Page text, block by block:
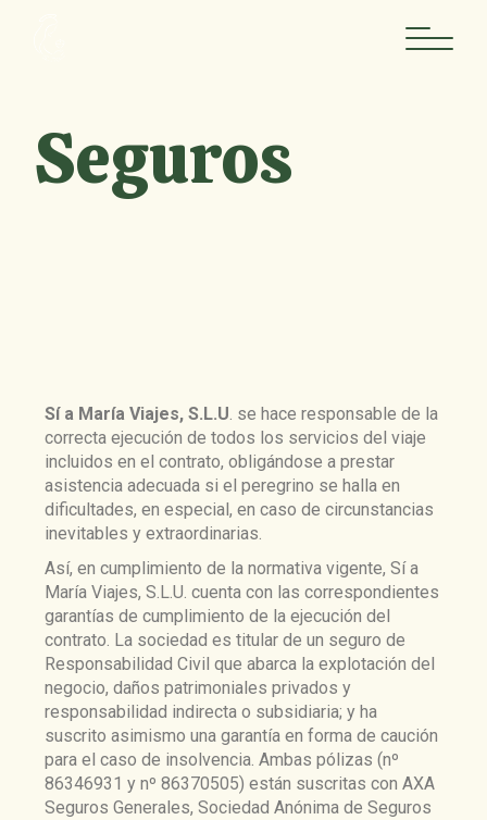
Seguros
Sí a María Viajes, S.L.U. se hace responsable de la
correcta ejecución de todos los servicios del viaje
incluidos en el contrato, obligándose a prestar
asistencia adecuada si el peregrino se halla en
dificultades, en especial, en caso de circunstancias
inevitables y extraordinarias.
Así, en cumplimiento de la normativa vigente, Sí a
María Viajes, S.L.U. cuenta con las correspondientes
garantías de cumplimiento de la ejecución del
contrato. La sociedad es titular de un seguro de
Responsabilidad Civil que abarca la explotación del
negocio, daños patrimoniales privados y
responsabilidad indirecta o subsidiaria; y ha
suscrito asimismo una garantía en forma de caución
para el caso de insolvencia. Ambas pólizas (nº
86346931 y nº 86370505) están suscritas con AXA
Seguros Generales, Sociedad Anónima de Seguros